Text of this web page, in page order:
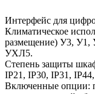
Интерфейс для
Климатическое
размещение) У3,
УХЛ5.
Степень защиты
IP21, IP30, IP31,
Включенные опции: